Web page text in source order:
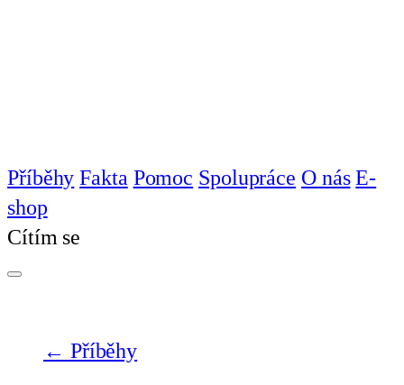
Příběhy Fakta Pomoc Spolupráce O nás E-
shop
Cítím se
← Příběhy